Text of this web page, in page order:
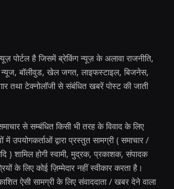
पोर्टल है जिसमें ब्रेकिंग न्यूज़ के अलावा राजनीति,
न्यूज, बॉलीवुड, खेल जगत, लाइफस्टाइल, बिजनेस,
तथा टेक्नोलॉजी से संबंधित खबरें पोस्ट की जाती
से सम्बंधित किसी भी तरह के विवाद के लिए
उपयोगकर्ताओं द्वारा प्रस्तुत सामग्री ( समाचार /
) शामिल होगी स्वामी, मुद्रक, प्रकाशक, संपादक
के लिए कोई ज़िम्मेदार नहीं स्वीकार करता है।
ऐसी सामग्री के लिए संवाददाता / खबर देने वाला